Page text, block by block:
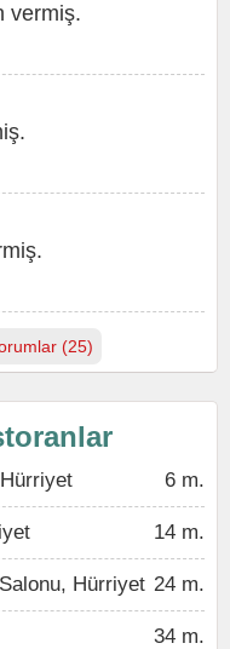
vermiş.
(25)
6 m.
14 m.
Hürriyet 24 m.
34 m.